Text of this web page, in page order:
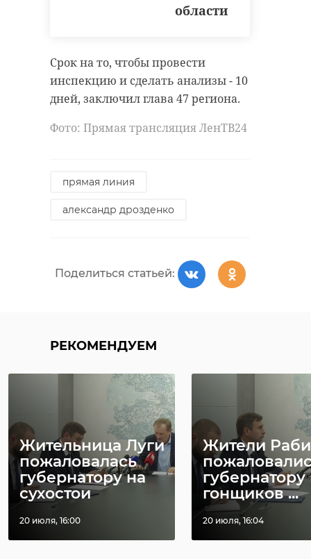
области
Срок на то, чтобы провести
инспекцию и сделать анализы - 10
дней, заключил глава 47 региона.
Фото: Прямая трансляция ЛенТВ24
прямая линия
александр дрозденко
Поделиться статьей:
РЕКОМЕНДУЕМ
Жительница Луги
пожаловалась
губернатору на
сухостои
20 июля, 16:00
Жители
губернатору
гонщиков ...
20 июля, 16:04
подготовить вместе с
профильным комитетом сводный
перечень малоквартирных домов,
программы, признанные
ситуации и необходимых средств.
Звонившей предложили два
Мы либо подберем
расселения дома. Дом
расселим, чем в 2030
году, это точно.
Постараемся в
ближайшее время.
Либо сразу вам
подберем квартиру. В
любом случае,
подберем, чтобы вы с